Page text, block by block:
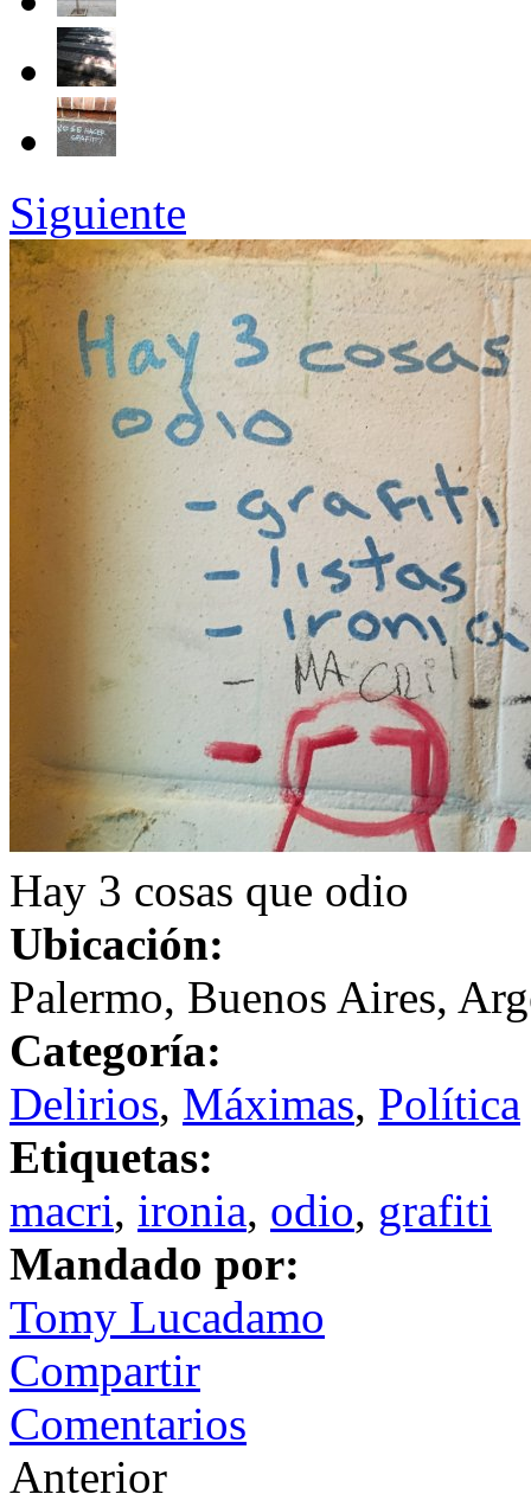
Siguiente
Hay 3 cosas que odio
Ubicación:
Palermo, Buenos Aires,
Categoría:
Delirios, Máximas, Política
Etiquetas:
macri, ironia, odio, grafiti
Mandado por:
Tomy Lucadamo
Compartir
Comentarios
Anterior